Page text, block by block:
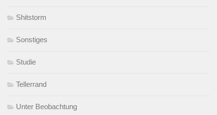
Shitstorm
Sonstiges
Studie
Tellerrand
Unter Beobachtung